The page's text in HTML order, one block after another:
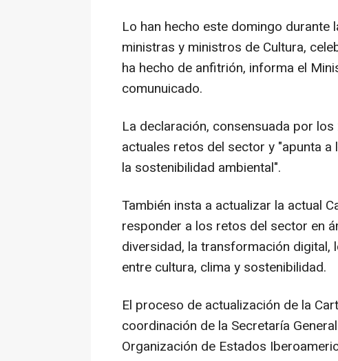
Lo han hecho este domingo durante
ministras y ministros de Cultura,
ha hecho de anfitrión, informa el
comunuicado.
La declaración, consensuada por
actuales retos del sector y "apunta
la sostenibilidad ambiental".
También insta a actualizar la actual
responder a los retos del sector en
diversidad, la transformación digital,
entre cultura, clima y sostenibilidad.
El proceso de actualización de la
coordinación de la Secretaría
Organización de Estados